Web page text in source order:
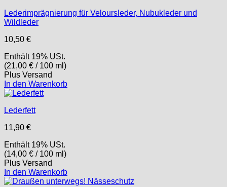
Lederimprägnierung für Veloursleder, Nubukleder und
Wildleder
10,50 €
Enthält 19% USt.
(21,00 € / 100 ml)
Plus Versand
In den Warenkorb
Lederfett
11,90 €
Enthält 19% USt.
(14,00 € / 100 ml)
Plus Versand
In den Warenkorb